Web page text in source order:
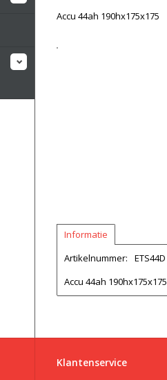
Accu 44ah 190hx175x175
Informatie
Artikelnummer:
ETS44D
Accu 44ah 190hx175x175
Klantenservice